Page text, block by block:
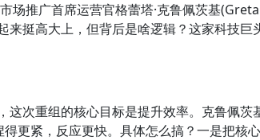
场推广首席运营官格蕾塔·克鲁佩茨基
来挺高大上，但背后是啥逻辑？这家科技巨
次重组的核心目标是提升效率。克鲁佩茨
更紧，反应更快。具体怎么搞？一是把核